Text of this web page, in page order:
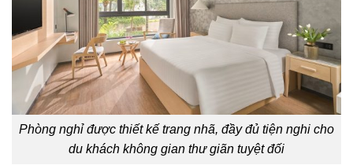
Phòng nghỉ được thiết kế trang nhã, đầy đủ tiện nghi cho
du khách không gian thư giãn tuyệt đối